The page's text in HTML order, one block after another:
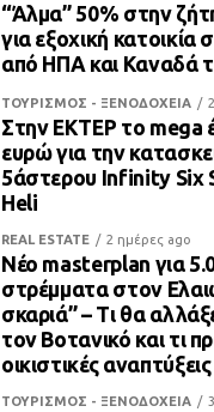
“Άλμα” 50% στην
για εξοχική κατοικία
από ΗΠΑ και Καναδά
ΤΟΥΡΙΣΜΟΣ - ΞΕΝΟΔΟΧΕΙΑ
Στην ΕΚΤΕΡ το mega
ευρώ για την
5άστερου Infinity Six
Heli
REAL ESTATE 2 ημέρες ago
Νέο masterplan για
στρέμματα στον
σκαριά” – Τι θα
τον Βοτανικό και τι
οικιστικές αναπτύξεις
ΤΟΥΡΙΣΜΟΣ - ΞΕΝΟΔΟΧΕΙΑ